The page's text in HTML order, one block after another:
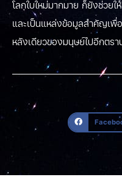
โลกใบใหม่มากมาย ก็ยังช่วยใ
และเป็นแหล่งข้อมูลสำคัญเพื่
หลังเดียวของมนุษย์ไปอีกตรา